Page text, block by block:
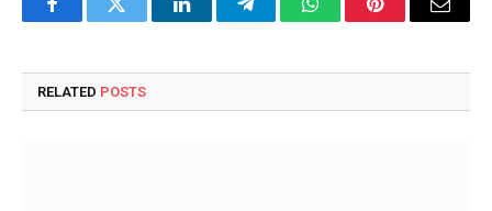
FacebookTwitter LinkedInTelegramWhatsAppPinterestEmail
RELATED POSTS